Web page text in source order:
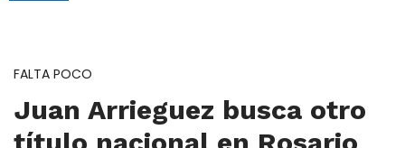
FALTA POCO
Juan Arrieguez busca otro